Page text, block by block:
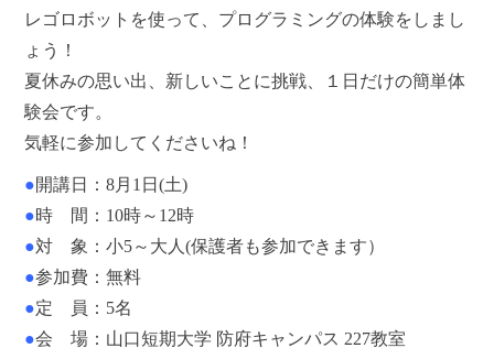
レゴロボットを使って、プログラミングの体験をしまし
ょう！
夏休みの思い出、新しいことに挑戦、１日だけの簡単体
験会です。
気軽に参加してくださいね！
●開講日：8月1日(土)
●時 間：10時～12時
●対 象：小5～大人(保護者も参加できます）
●参加費：無料
●定 員：5名
●会 場：山口短期大学 防府キャンパス 227教室